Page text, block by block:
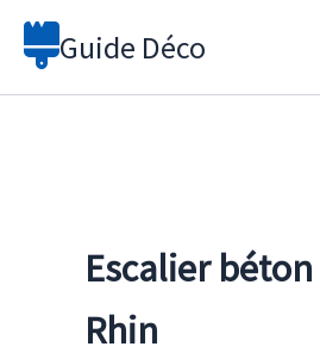
Aller
Guide Déco
Escalier
Rhin